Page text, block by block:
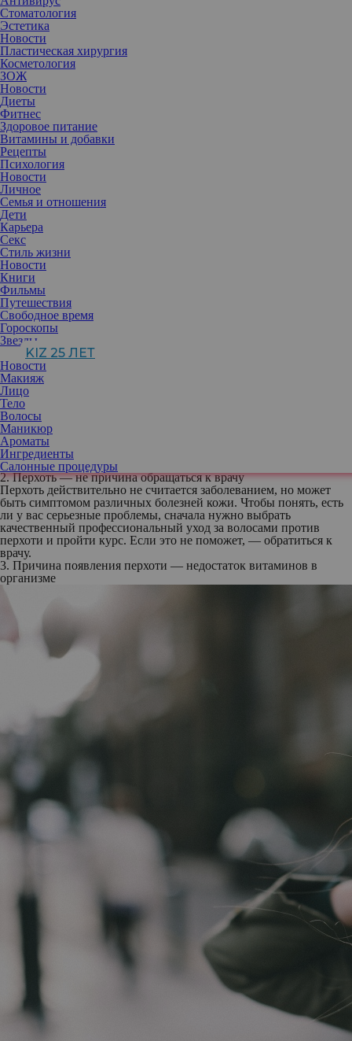
Стоматология
Эстетика
Новости
Пластическая хирургия
Косметология
ЗОЖ
Новости
Диеты
Фитнес
Здоровое питание
Витамины и добавки
Рецепты
Психология
Новости
Личное
Семья и отношения
Дети
Карьера
Секс
Стиль жизни
Новости
Книги
Фильмы
Путешествия
Свободное время
Гороскопы
Звезды
KIZ 25 ЛЕТ
Новости
Макияж
Лицо
Тело
Волосы
Маникюр
Ароматы
Ингредиенты
Салонные процедуры
Едва ли не каждая из нас сталкивалась с проблемой появления
перхоти. Кто-то спешит в магазин за шампунем, борется с
перхотью, другие — записываются к врачу, третьи просто
надеются, что проблема решится сама собой. Чтобы вас больше
не беспокоила перхоть, а волосы всегда имели опрятный вид, мы
готовы развенчать самые распространенные мифы о перхоти.
1. Если часто мыть волосы, перхоти станет еще больше
Этот довольно распространенный миф таит в себе совершенно
противоположную правду. Если вы каждый день будете
волосы, это сделает кожу головы жирной. С появлением
перхоти это совсем не связано. Другой случай — мыть голову
слишком редко. Тогда перхоть остается на поверхности кожи.
Эксперты утверждают, что мыть волосы следует два-три раза в
неделю.
2. Перхоть — не причина обращаться к врачу
Перхоть действительно не считается заболеванием, но может
быть симптомом различных болезней кожи. Чтобы понять, есть
ли у вас серьезные проблемы, сначала нужно выбрать
качественный профессиональный уход за волосами против
перхоти и пройти курс. Если это не поможет, — обратиться к
врачу.
3. Причина появления перхоти — недостаток витаминов в
организме